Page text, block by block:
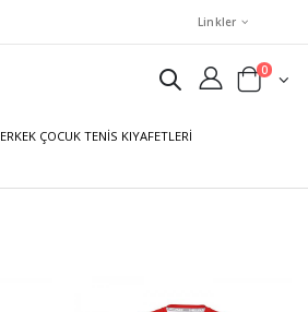
Linkler
0
ERKEK ÇOCUK TENIS KIYAFETLERI